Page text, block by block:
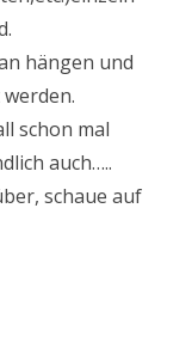
hängen und
schon mal
auch…..
schaue auf